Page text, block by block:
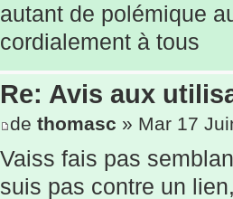
autant de polémique
cordialement à tous
Re: Avis aux
de thomasc » Mar 17
Vaiss fais pas
suis pas contre un